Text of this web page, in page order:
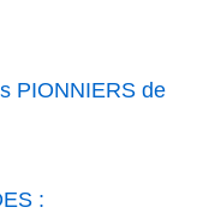
PIONNIERS de
: